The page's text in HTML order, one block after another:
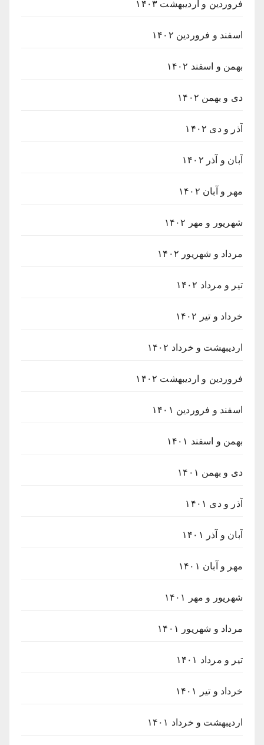
فروردین و اردیبهشت ۱۴۰۳
اسفند و فروردین ۱۴۰۲
بهمن و اسفند ۱۴۰۲
دی و بهمن ۱۴۰۲
آذر و دی ۱۴۰۲
آبان و آذر ۱۴۰۲
مهر و آبان ۱۴۰۲
شهریور و مهر ۱۴۰۲
مرداد و شهریور ۱۴۰۲
تیر و مرداد ۱۴۰۲
خرداد و تیر ۱۴۰۲
اردیبهشت و خرداد ۱۴۰۲
فروردین و اردیبهشت ۱۴۰۲
اسفند و فروردین ۱۴۰۱
بهمن و اسفند ۱۴۰۱
دی و بهمن ۱۴۰۱
آذر و دی ۱۴۰۱
آبان و آذر ۱۴۰۱
مهر و آبان ۱۴۰۱
شهریور و مهر ۱۴۰۱
مرداد و شهریور ۱۴۰۱
تیر و مرداد ۱۴۰۱
خرداد و تیر ۱۴۰۱
اردیبهشت و خرداد ۱۴۰۱